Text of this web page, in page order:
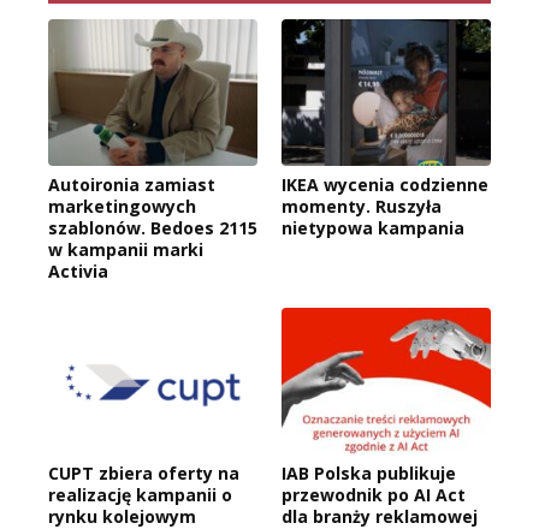
Autoironia zamiast
marketingowych
szablonów. Bedoes 2115
w kampanii marki
Activia
IKEA wycenia codzienne
momenty. Ruszyła
nietypowa kampania
CUPT zbiera oferty na
realizację kampanii o
rynku kolejowym
IAB Polska publikuje
przewodnik po AI Act
dla branży reklamowej